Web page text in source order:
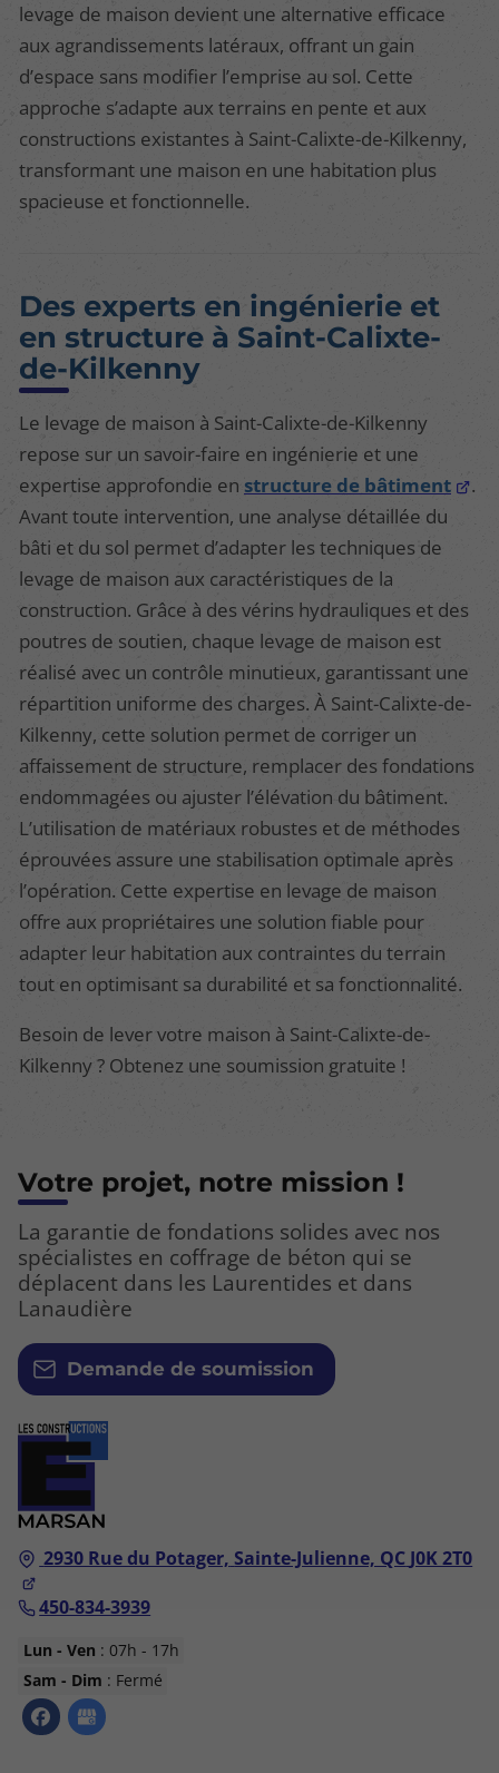
levage de maison devient une alternative efficace
aux agrandissements latéraux, offrant un gain
d’espace sans modifier l’emprise au sol. Cette
approche s’adapte aux terrains en pente et aux
constructions existantes à Saint-Calixte-de-Kilkenny,
transformant une maison en une habitation plus
spacieuse et fonctionnelle.
Des experts en ingénierie et
en structure à Saint-Calixte-
de-Kilkenny
Le levage de maison à Saint-Calixte-de-Kilkenny
repose sur un savoir-faire en ingénierie et une
expertise approfondie en structure de bâtiment
.
Avant toute intervention, une analyse détaillée du
bâti et du sol permet d’adapter les techniques de
levage de maison aux caractéristiques de la
construction. Grâce à des vérins hydrauliques et des
poutres de soutien, chaque levage de maison est
réalisé avec un contrôle minutieux, garantissant une
répartition uniforme des charges. À Saint-Calixte-de-
Kilkenny, cette solution permet de corriger un
affaissement de structure, remplacer des fondations
endommagées ou ajuster l’élévation du bâtiment.
L’utilisation de matériaux robustes et de méthodes
éprouvées assure une stabilisation optimale après
l’opération. Cette expertise en levage de maison
offre aux propriétaires une solution fiable pour
adapter leur habitation aux contraintes du terrain
tout en optimisant sa durabilité et sa fonctionnalité.
Besoin de lever votre maison à Saint-Calixte-de-
Kilkenny ? Obtenez une soumission gratuite !
2930 Rue du Potager, Sainte-Julienne, QC J0K 2T0
450-834-3939
Lun - Ven : 07h - 17h
Sam - Dim : Fermé
Votre projet, notre mission !
La garantie de fondations solides avec nos
spécialistes en coffrage de béton qui se
déplacent dans les Laurentides et dans
Lanaudière
Demande de soumission